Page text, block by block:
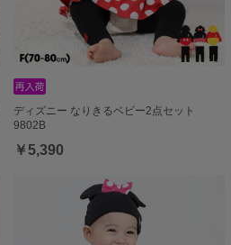
ディズニー なりきるベビー2点セット
9802B
￥5,390